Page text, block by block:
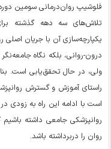
فلوشیپ روان‌درمانی‌ سومین
تلاش‌های سه دهه گذشته
یکپارچه‌سازی آن با جریان اصلی
درون-روانی، بلکه نگاه
ولی، در حال تحقق‌یابی است.
راستای آموزش و گسترش
است با ادامه این راه به زودی
روانپزشکی جامعی داشته
روان را دربرداشته باشد.